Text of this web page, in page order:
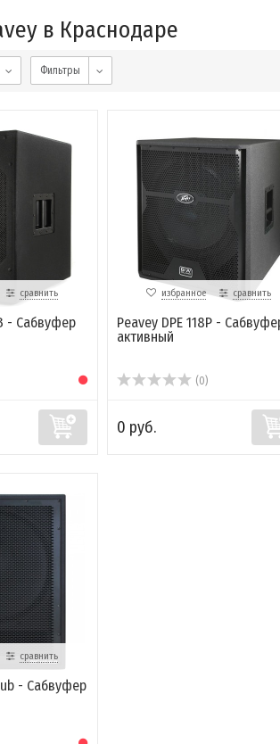
в Краснодаре
Фильтры
сравнить
- Сабвуфер
избранное сравнить
Peavey DPE 118P -
активный
(0)
0 руб.
сравнить
- Сабвуфер